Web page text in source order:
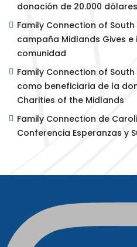
donación de 20.000
Family Connection of
campaña Midlands Gives
comunidad
Family Connection of
como beneficiaria de la
Charities of the Midlands
Family Connection de
Conferencia Esperanzas y